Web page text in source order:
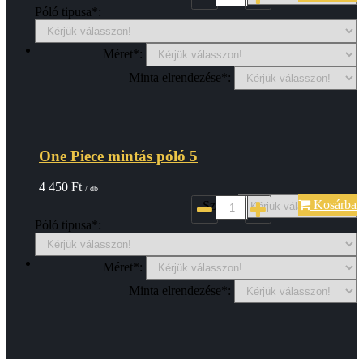
Póló tipusa*:
Méret*:
Minta elrendezése*:
One Piece mintás póló 5
4 450 Ft / db
Szin*:
Póló tipusa*:
Méret*:
Minta elrendezése*:
Kosárba